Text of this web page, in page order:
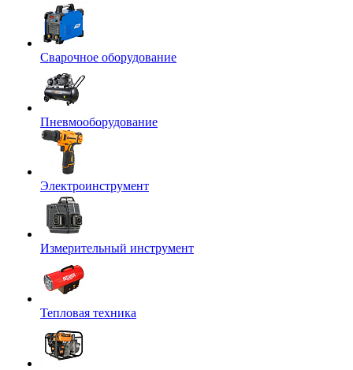
Сварочное оборудование
Пневмооборудование
Электроинструмент
Измерительный инструмент
Тепловая техника